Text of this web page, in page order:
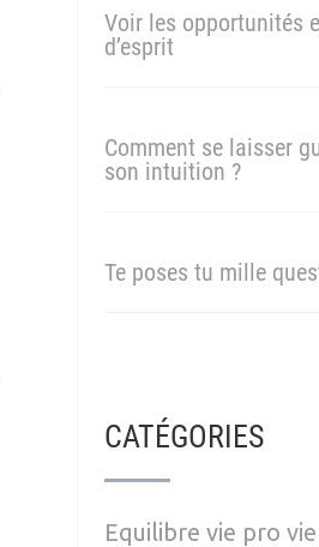
Voir les opportunités
d’esprit
Comment se laisser
son intuition ?
Te poses tu mille
CATÉGORIES
Equilibre vie pro